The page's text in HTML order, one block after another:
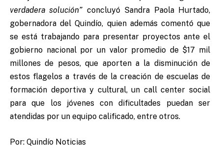
verdadera solución” concluyó Sandra Paola Hurtado,
gobernadora del Quindío, quien además comentó que
se está trabajando para presentar proyectos ante el
gobierno nacional por un valor promedio de $17 mil
millones de pesos, que aporten a la disminución de
estos flagelos a través de la creación de escuelas de
formación deportiva y cultural, un call center social
para que los jóvenes con dificultades puedan ser
atendidas por un equipo calificado, entre otros.
Por: Quindío Noticias